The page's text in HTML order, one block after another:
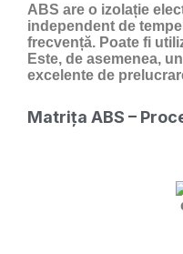
ABS are o izolație
independent de
frecvență. Poate fi
Este, de asemenea,
excelente de
Matrița ABS –